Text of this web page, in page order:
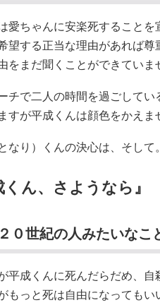
愛ちゃんに安楽死することを
望する正当な理由があれば
をまだ聞くことができていま
チで二人の時間を過ごしてい
すが平成くんは顔色をかえま
り）くんの決心は、そして
くん、さようなら
０世紀の人みたいなこ
平成くんに死んだらだめ、自
もっと死は自由になってもい